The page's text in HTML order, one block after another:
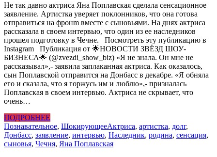
Не так давно актриса Яна Поплавская сделала сенсационное
заявление. Артистка уверяет поклонников, что она готова
отправиться на фронm вместе с сыновьями. На днях актриса
рассказала в своем интервью, что один из ее наследников
прошел подготовку в Чечне. Посмотреть эту публикацию в
Instagram Публикация от 🌟НОВОСТИ ЗВЁЗД ШОУ-
БИЗНЕСА🌟 (@zvezdi_show_biz) «Я не знала. Он мне не
рассказывал»,- заявила заплаканная актриса. Как оказалось,
сын Поплавской отправится на Донбасс в декабре. «Я обняла
его и сказала, что я горжусь им и люблю»,- призналась
Поплавская в своем интервью. Актриса не скрывает, что
очень…
ПОДРОБНЕЕ
Познавательное, ШокирующееАктриса, артистка, долг,
Донбасс, заявление, интервью, Наследник, родина, сенсация,
сыновья, Чечня, Яна Поплавская